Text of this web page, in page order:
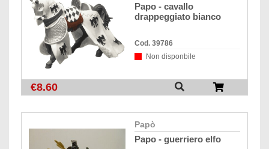
papo - cavallo
drappeggiato bianco
Cod. 39786
Non disponbile
€8.60
papò
papo - guerriero elfo